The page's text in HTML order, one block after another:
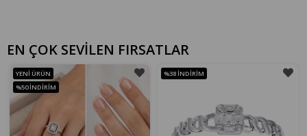
EN ÇOK SEVİLEN FIRSATLAR
YENI ÜRÜN
%50 İNDIRIM
%38 İNDIRIM